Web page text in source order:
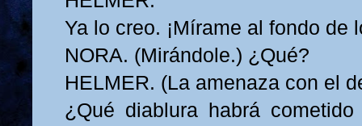
Ya lo creo. ¡Mírame al fondo de
NORA. (Mirándole.) ¿Qué?
HELMER. (La amenaza con el
¿Qué diablura habrá